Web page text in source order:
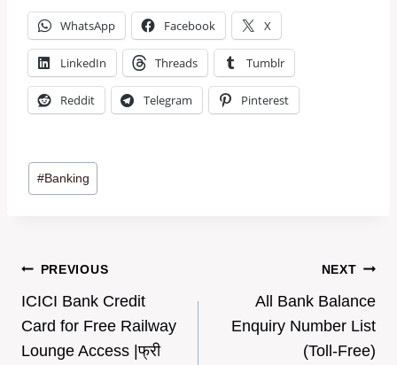
WhatsApp Facebook X
LinkedIn Threads Tumblr
Reddit Telegram Pinterest
Post
Tags:
#Banking
Post
navigation
PREVIOUS
ICICI Bank Credit
Card for Free Railway
Lounge Access |फ्री
NEXT
All Bank Balance
Enquiry Number List
(Toll-Free)